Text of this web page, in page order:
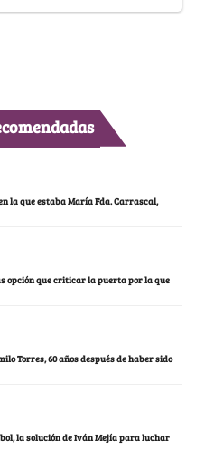
la que estaba María Fda. Carrascal,
opción que criticar la puerta por la que
Torres, 60 años después de haber sido
la solución de Iván Mejía para luchar